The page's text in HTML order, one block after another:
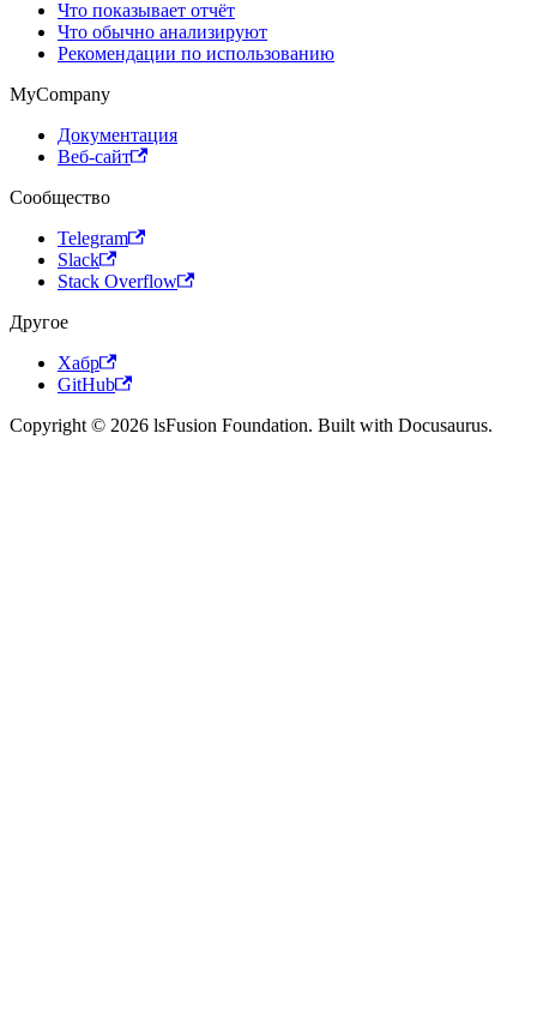
Что показывает отчёт
Что обычно анализируют
Рекомендации по использованию
MyCompany
Документация
Веб-сайт
Сообщество
Telegram
Slack
Stack Overflow
Другое
Хабр
GitHub
Copyright © 2026 lsFusion Foundation. Built with Docusaurus.